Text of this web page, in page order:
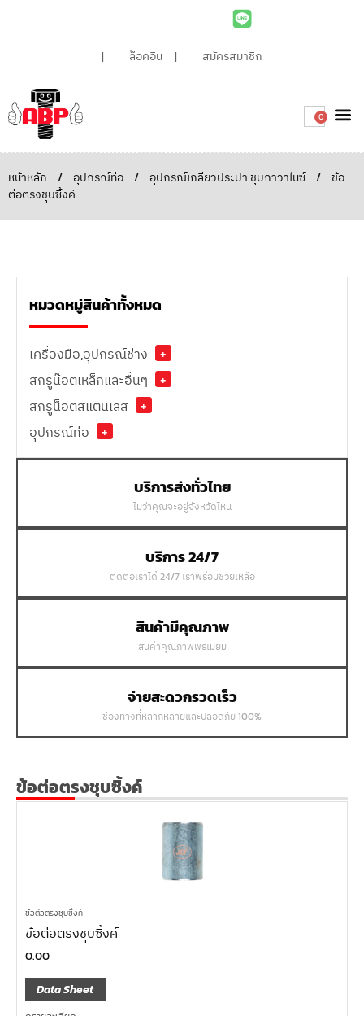
ล็อคอิน สมัครสมาชิก
0
หน้าหลัก / อุปกรณ์ท่อ / อุปกรณ์เกลียวประปา ชุบกาวาไนซ์ /
ข้อ
ต่อตรงชุบซิ้งค์
หมวดหมู่สินค้าทั้งหมด
เครื่องมือ,อุปกรณ์ช่าง
+
สกรูน๊อตเหล็กและอื่นๆ
+
สกรูน็อตสแตนเลส
+
อุปกรณ์ท่อ
+
บริการส่งทั่วไทย
ไม่ว่าคุณจะอยู่จังหวัดไหน
บริการ 24/7
ติดต่อเราได้ 24/7 เราพร้อมช่วยเหลือ
สินค้ามีคุณภาพ
สินค้าคุณภาพพรีเมี่ยม
จ่ายสะดวกรวดเร็ว
ช่องทางที่หลากหลายและปลอดภัย 100%
ข้อต่อตรงชุบซิ้งค์
ข้อต่อตรงชุบซิ้งค์
ข้อต่อตรงชุบซิ้งค์
0.00
Data Sheet